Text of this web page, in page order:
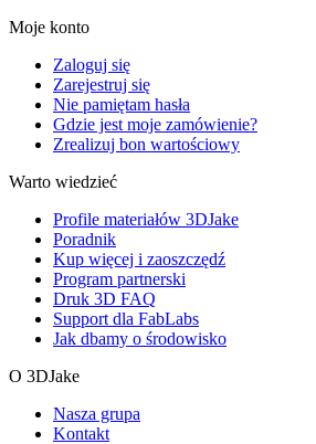
Moje konto
Zaloguj się
Zarejestruj się
Nie pamiętam hasła
Gdzie jest moje zamówienie?
Zrealizuj bon wartościowy
Warto wiedzieć
Profile materiałów 3DJake
Poradnik
Kup więcej i zaoszczędź
Program partnerski
Druk 3D FAQ
Support dla FabLabs
Jak dbamy o środowisko
O 3DJake
Nasza grupa
Kontakt